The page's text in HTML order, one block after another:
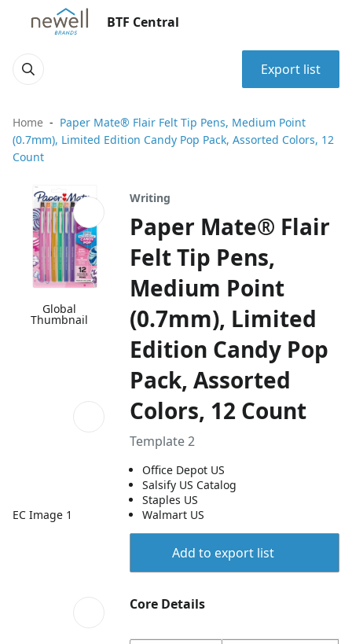
BTF Central
Export list
Home
Paper Mate® Flair Felt Tip Pens, Medium Point
(0.7mm), Limited Edition Candy Pop Pack, Assorted Colors, 12
Count
Global
Thumbnail
EC Image 1
Writing
Paper Mate® Flair
Felt Tip Pens,
Medium Point
(0.7mm), Limited
Edition Candy Pop
Pack, Assorted
Colors, 12 Count
Template 2
Office Depot US
Salsify US Catalog
Staples US
Walmart US
Add to export list
Core Details